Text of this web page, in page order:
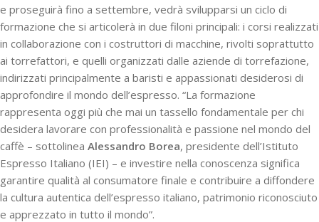
e proseguirà fino a settembre, vedrà svilupparsi un ciclo di
formazione che si articolerà in due filoni principali: i corsi realizzati
in collaborazione con i costruttori di macchine, rivolti soprattutto
ai torrefattori, e quelli organizzati dalle aziende di torrefazione,
indirizzati principalmente a baristi e appassionati desiderosi di
approfondire il mondo dell’espresso. “La formazione
rappresenta oggi più che mai un tassello fondamentale per chi
desidera lavorare con professionalità e passione nel mondo del
caffè – sottolinea Alessandro Borea, presidente dell’Istituto
Espresso Italiano (IEI) – e investire nella conoscenza significa
garantire qualità al consumatore finale e contribuire a diffondere
la cultura autentica dell’espresso italiano, patrimonio riconosciuto
e apprezzato in tutto il mondo”.